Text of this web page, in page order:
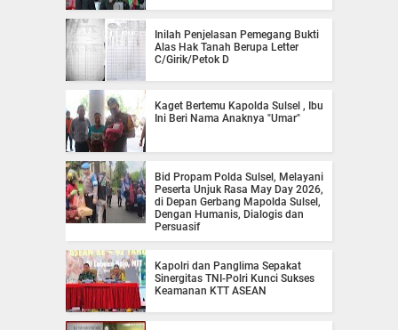
Inilah Penjelasan Pemegang Bukti
Alas Hak Tanah Berupa Letter
C/Girik/Petok D
Kaget Bertemu Kapolda Sulsel , Ibu
Ini Beri Nama Anaknya "Umar"
Bid Propam Polda Sulsel, Melayani
Peserta Unjuk Rasa May Day 2026,
di Depan Gerbang Mapolda Sulsel,
Dengan Humanis, Dialogis dan
Persuasif
Kapolri dan Panglima Sepakat
Sinergitas TNI-Polri Kunci Sukses
Keamanan KTT ASEAN